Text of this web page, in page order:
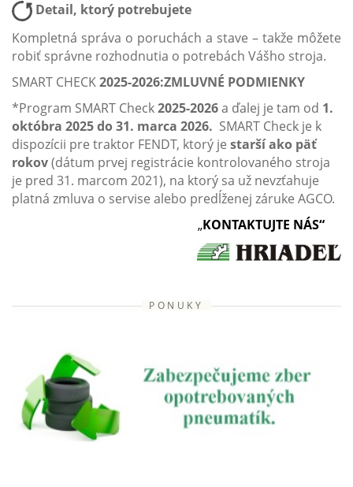
Detail, ktorý potrebujete
Kompletná správa o poruchách a stave – takže môžete
robiť správne rozhodnutia o potrebách Vášho stroja.
SMART CHECK2025-2026:ZMLUVNÉ PODMIENKY
*Program SMART Check2025-2026a ďalej je tam od 1.
októbra 2025 do 31. marca 2026. SMART Check je k
dispozícii pre traktor FENDT, ktorý je starší ako päť
rokov(dátum prvej registrácie kontrolovaného stroja
je pred 31. marcom 2021), na ktorý sa už nevzťahuje
platná zmluva o servise alebo predĺženej záruke AGCO.
„KONTAKTUJTE NÁS“
PONUKY